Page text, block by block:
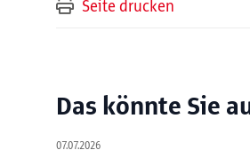
Seite drucken
Das könnte Sie
07.07.2026